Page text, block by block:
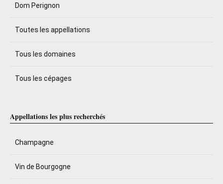
Dom Perignon
Toutes les appellations
Tous les domaines
Tous les cépages
Appellations les plus recherchés
Champagne
Vin de Bourgogne